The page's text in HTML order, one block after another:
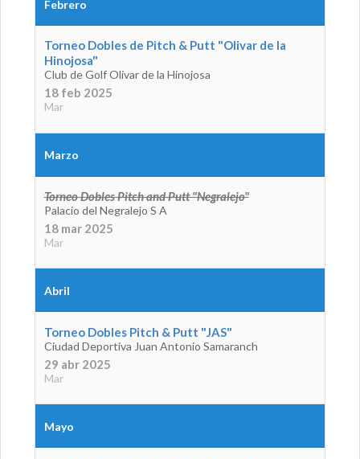
Febrero
Torneo Dobles de Pitch & Putt "Olivar de la
Hinojosa"
Club de Golf Olivar de la Hinojosa
18 feb 2025
Mar
Marzo
Torneo Dobles Pitch and Putt "Negralejo"
Palacio del Negralejo S A
18 mar 2025
Mar
Abril
Torneo Dobles Pitch & Putt "JAS"
Ciudad Deportiva Juan Antonio Samaranch
29 abr 2025
Mar
Mayo